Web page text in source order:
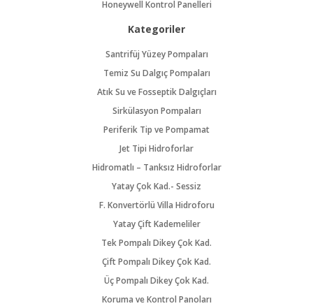
Honeywell Kontrol Panelleri
Kategoriler
Santrifüj Yüzey Pompaları
Temiz Su Dalgıç Pompaları
Atık Su ve Fosseptik Dalgıçları
Sirkülasyon Pompaları
Periferik Tip ve Pompamat
Jet Tipi Hidroforlar
Hidromatlı – Tanksız Hidroforlar
Yatay Çok Kad.- Sessiz
F. Konvertörlü Villa Hidroforu
Yatay Çift Kademeliler
Tek Pompalı Dikey Çok Kad.
Çift Pompalı Dikey Çok Kad.
Üç Pompalı Dikey Çok Kad.
Koruma ve Kontrol Panoları